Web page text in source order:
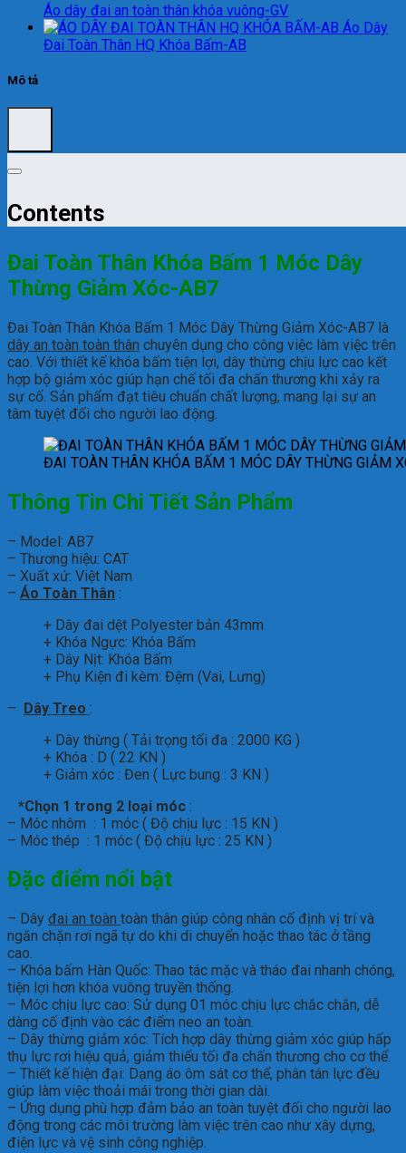
Áo dây đai an toàn thân khóa vuông-GV
Áo Dây
Đai Toàn Thân HQ Khóa Bấm-AB
Mô tả
Contents
Đai Toàn Thân Khóa Bấm 1 Móc Dây
Thừng Giảm Xóc-AB7
Đai Toàn Thân Khóa Bấm 1 Móc Dây Thừng Giảm Xóc-AB7 là
dây an toàn toàn thân chuyên dụng cho công việc làm việc trên
cao. Với thiết kế khóa bấm tiện lợi, dây thừng chịu lực cao kết
hợp bộ giảm xóc giúp hạn chế tối đa chấn thương khi xảy ra
sự cố. Sản phẩm đạt tiêu chuẩn chất lượng, mang lại sự an
tâm tuyệt đối cho người lao động.
ĐAI TOÀN THÂN KHÓA BẤM 1 MÓC DÂY THỪNG GIẢM
Thông Tin Chi Tiết Sản Phẩm
– Model: AB7
– Thương hiệu: CAT
– Xuất xứ: Việt Nam
– Áo Toàn Thân :
+ Dây đai dệt Polyester bản 43mm
+ Khóa Ngực: Khóa Bấm
+ Dây Nịt: Khóa Bấm
+ Phụ Kiện đi kèm: Đệm (Vai, Lưng)
– Dây Treo :
+ Dây thừng ( Tải trọng tối đa : 2000 KG )
+ Khóa : D ( 22 KN )
+ Giảm xóc : Đen ( Lực bung : 3 KN )
*Chọn 1 trong 2 loại móc :
– Móc nhôm : 1 móc ( Độ chịu lực : 15 KN )
– Móc thép : 1 móc ( Độ chịu lực : 25 KN )
Đặc điểm nổi bật
– Dây đai an toàn toàn thân giúp công nhân cố định vị trí và
ngăn chặn rơi ngã tự do khi di chuyển hoặc thao tác ở tầng
cao.
– Khóa bấm Hàn Quốc: Thao tác mặc và tháo đai nhanh chóng,
tiện lợi hơn khóa vuông truyền thống.
– Móc chịu lực cao: Sử dụng 01 móc chịu lực chắc chắn, dễ
dàng cố định vào các điểm neo an toàn.
– Dây thừng giảm xóc: Tích hợp dây thừng giảm xóc giúp hấp
thụ lực rơi hiệu quả, giảm thiểu tối đa chấn thương cho cơ thể.
– Thiết kế hiện đại: Dạng áo ôm sát cơ thể, phân tán lực đều
giúp làm việc thoải mái trong thời gian dài.
– Ứng dụng phù hợp đảm bảo an toàn tuyệt đối cho người lao
động trong các môi trường làm việc trên cao như xây dựng,
điện lực và vệ sinh công nghiệp.